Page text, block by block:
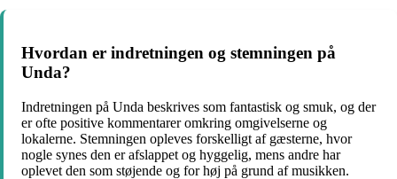
Hvordan er indretningen og stemningen på
Unda?
Indretningen på Unda beskrives som fantastisk og smuk, og der
er ofte positive kommentarer omkring omgivelserne og
lokalerne. Stemningen opleves forskelligt af gæsterne, hvor
nogle synes den er afslappet og hyggelig, mens andre har
oplevet den som støjende og for høj på grund af musikken.